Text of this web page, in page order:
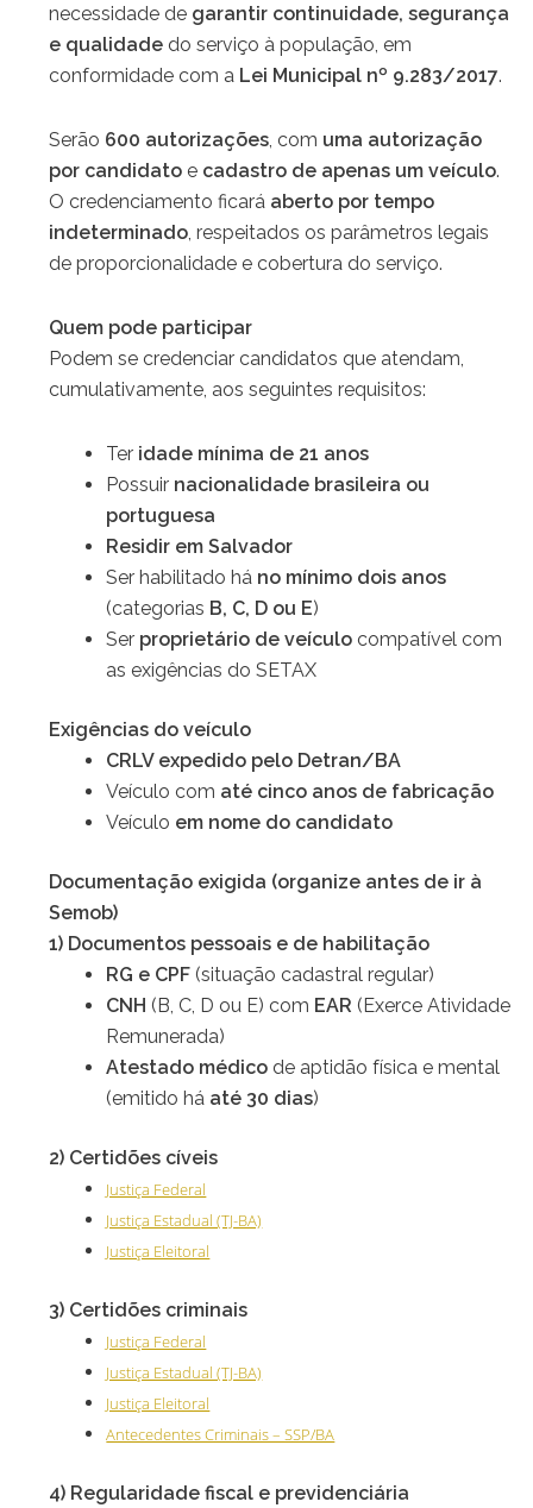
necessidade de garantir continuidade, segurança
e qualidade do serviço à população, em
conformidade com a Lei Municipal nº 9.283/2017.
Serão 600 autorizações, com uma autorização
por candidato e cadastro de apenas um veículo.
O credenciamento ficará aberto por tempo
indeterminado, respeitados os parâmetros legais
de proporcionalidade e cobertura do serviço.
Quem pode participar
Podem se credenciar candidatos que atendam,
cumulativamente, aos seguintes requisitos:
Ter idade mínima de 21 anos
Possuir nacionalidade brasileira ou
portuguesa
Residir em Salvador
Ser habilitado há no mínimo dois anos
(categorias B, C, D ou E)
Ser proprietário de veículo compatível com
as exigências do SETAX
Exigências do veículo
CRLV expedido pelo Detran/BA
Veículo com até cinco anos de fabricação
Veículo em nome do candidato
Documentação exigida (organize antes de ir à
Semob)
1) Documentos pessoais e de habilitação
RG e CPF (situação cadastral regular)
CNH (B, C, D ou E) com EAR (Exerce Atividade
Remunerada)
Atestado médico de aptidão física e mental
(emitido há até 30 dias)
2) Certidões cíveis
Justiça Federal
Justiça Estadual (TJ-BA)
Justiça Eleitoral
3) Certidões criminais
Justiça Federal
Justiça Estadual (TJ-BA)
Justiça Eleitoral
Antecedentes Criminais – SSP/BA
4) Regularidade fiscal e previdenciária